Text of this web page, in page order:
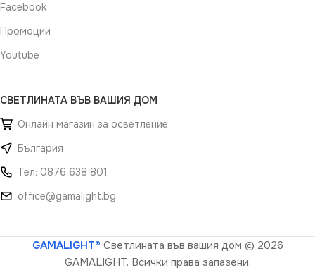
Facebook
Промоции
Youtube
СВЕТЛИНАТА ВЪВ ВАШИЯ ДОМ
Онлайн магазин за осветление
България
Тел: 0876 638 801
office@gamalight.bg
GAMALIGHT® Светлината във вашия дом © 2026
GAMALIGHT. Всички права запазени.